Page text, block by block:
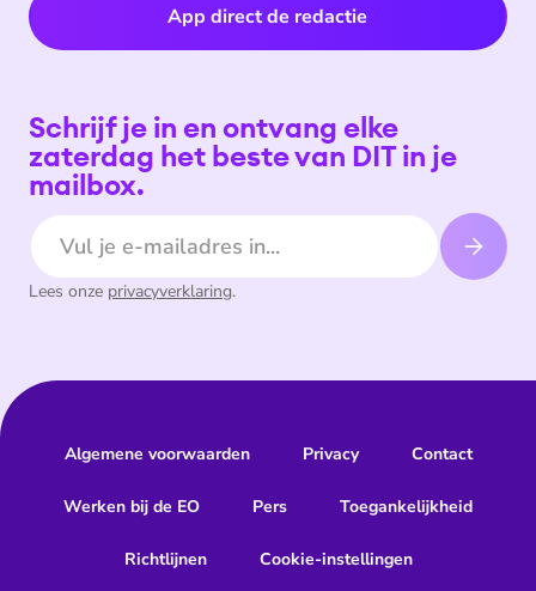
App direct de redactie
Schrijf je in en ontvang elke
zaterdag het beste van DIT in je
mailbox.
E-mailadres
Lees onze privacyverklaring.
Algemene voorwaarden Privacy Contact
Werken bij de EO Pers Toegankelijkheid
Richtlijnen Cookie-instellingen